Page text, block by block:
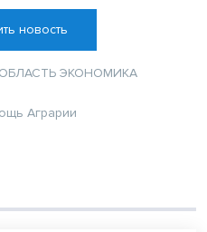
новость
ОБЛАСТЬ ЭКОНОМИКА
Аграрии